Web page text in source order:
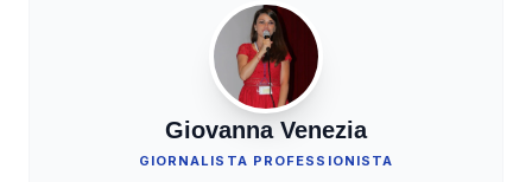
Giovanna Venezia
GIORNALISTA PROFESSIONISTA